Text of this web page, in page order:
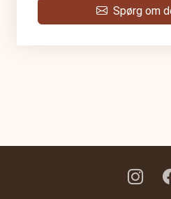
Spørg om